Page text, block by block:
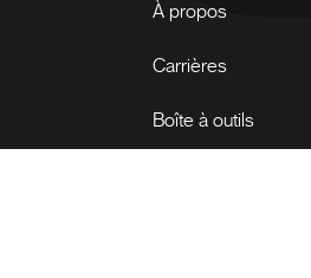
À propos
Carrières
Boîte à outils